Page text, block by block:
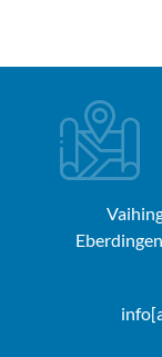
Eberdingen